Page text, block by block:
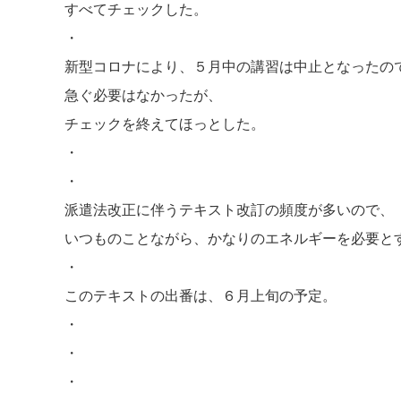
すべてチェックした。
・
新型コロナにより、５月中の講習は中止となったの
急ぐ必要はなかったが、
チェックを終えてほっとした。
・
・
派遣法改正に伴うテキスト改訂の頻度が多いので、
いつものことながら、かなりのエネルギーを必要と
・
このテキストの出番は、６月上旬の予定。
・
・
・